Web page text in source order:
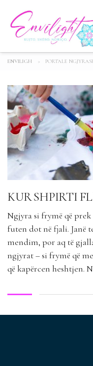
ENVILIGH > PORTALE
KUR SHPIRTI
Ngjyra si frymë që
futen dot në fjali. Janë
mendim, por aq të
ngjyrat – si frymë që
që kapërcen heshtjen.